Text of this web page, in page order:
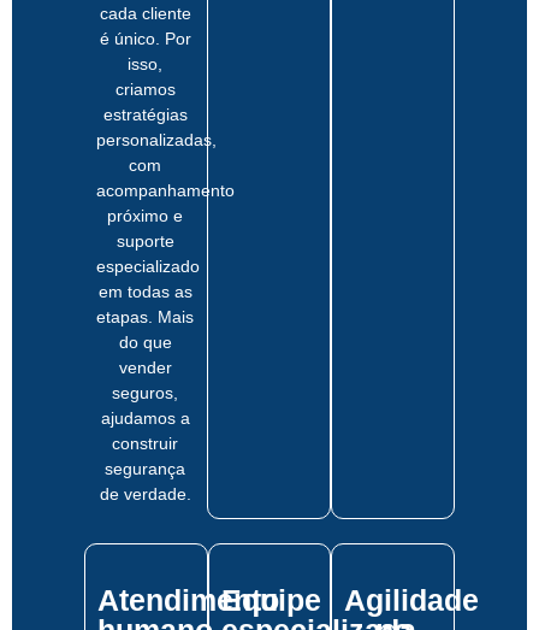
cada cliente
é único. Por
isso,
criamos
estratégias
personalizadas,
com
acompanhamento
próximo e
suporte
especializado
em todas as
etapas. Mais
do que
vender
seguros,
ajudamos a
construir
segurança
de verdade.
Atendimento
Equipe
Agilidade